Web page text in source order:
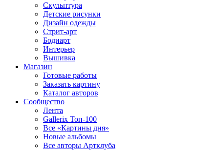
Скульптура
Детские рисунки
Дизайн одежды
Стрит-арт
Бодиарт
Интерьер
Вышивка
Магазин
Готовые работы
Заказать картину
Каталог авторов
Сообщество
Лента
Gallerix Топ-100
Все «Картины дня»
Новые альбомы
Все авторы Артклуба